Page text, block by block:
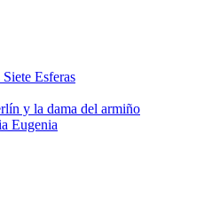
Esferas
y la dama del armiño
Eugenia